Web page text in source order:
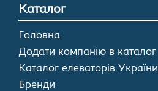
Каталог
Головна
Додати компанію в каталог
Каталог елеваторів України
Бренди